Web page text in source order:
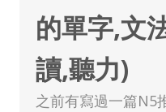
的單字,文
讀,聽力)
之前有寫過一篇N5